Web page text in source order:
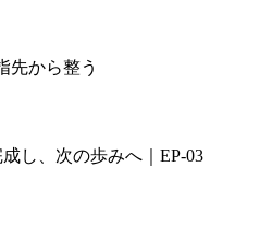
先から整う
し、次の歩みへ｜EP-03